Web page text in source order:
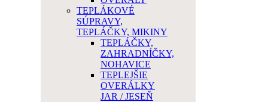
TEPLÁKOVÉ
SÚPRAVY,
TEPLÁČKY, MIKINY
TEPLÁČKY,
ZAHRADNÍČKY,
NOHAVICE
TEPLEJŠIE
OVERÁLKY
JAR / JESEŇ